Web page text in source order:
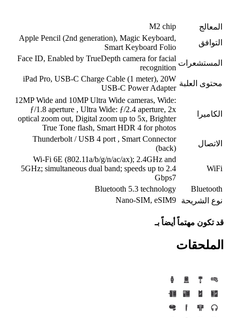
M2 chip
Apple Pencil (2nd generation), Magic Keyboard,
Smart Keyboard Folio
Face ID, Enabled by TrueDepth camera for facial
recognition
iPad Pro, USB-C Charge Cable (1 meter), 20W
USB-C Power Adapter
12MP Wide and 10MP Ultra Wide cameras, Wide:
ƒ/1.8 aperture , Ultra Wide: ƒ/2.4 aperture, 2x
optical zoom out, Digital zoom up to 5x, Brighter
True Tone flash, Smart HDR 4 for photos
Thunderbolt / USB 4 port , Smart Connector
(back)
Wi‑Fi 6E (802.11a/b/g/n/​​ac/ax); 2.4GHz and
5GHz; simultaneous dual band; speeds up to 2.4
Bluetooth 5.3 technology
Nano-SIM, eSIM9
أيضاً بـ